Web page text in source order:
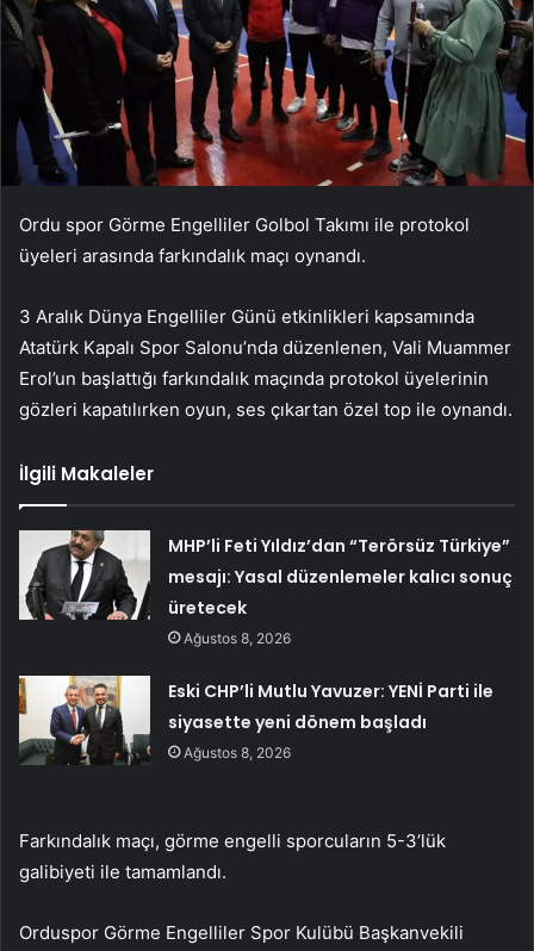
Ordu spor Görme Engelliler Golbol Takımı ile protokol
üyeleri arasında farkındalık maçı oynandı.
3 Aralık Dünya Engelliler Günü etkinlikleri kapsamında
Atatürk Kapalı Spor Salonu’nda düzenlenen, Vali Muammer
Erol’un başlattığı farkındalık maçında protokol üyelerinin
gözleri kapatılırken oyun, ses çıkartan özel top ile oynandı.
İlgili Makaleler
MHP’li Feti Yıldız’dan “Terörsüz Türkiye”
mesajı: Yasal düzenlemeler kalıcı sonuç
üretecek
Ağustos 8, 2026
Eski CHP’li Mutlu Yavuzer: YENİ Parti ile
siyasette yeni dönem başladı
Ağustos 8, 2026
Farkındalık maçı, görme engelli sporcuların 5-3’lük
galibiyeti ile tamamlandı.
Orduspor Görme Engelliler Spor Kulübü Başkanvekili